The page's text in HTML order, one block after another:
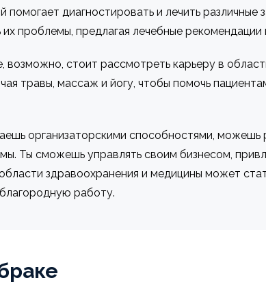
диагностировать и лечить
проблемы, предлагая лечебные
возможно, стоит рассмотреть карьеру в
травы, массаж и йогу, чтобы помочь
организаторскими способностями,
Ты сможешь управлять своим бизнесом,
здравоохранения и медицины может
работу.